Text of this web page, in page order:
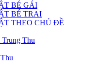
BÉ GÁI
BÉ TRAI
THEO CHỦ ĐỀ
Trung Thu